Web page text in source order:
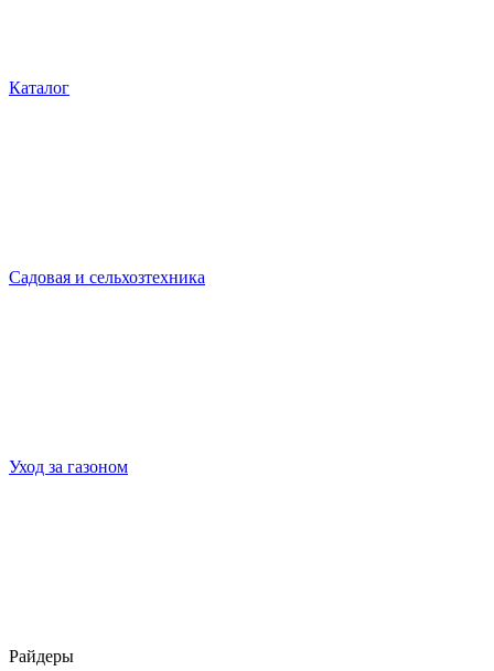
Каталог
Садовая и сельхозтехника
Уход за газоном
Райдеры